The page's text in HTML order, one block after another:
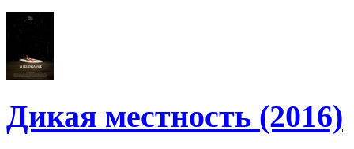
Дикая местность (2016)